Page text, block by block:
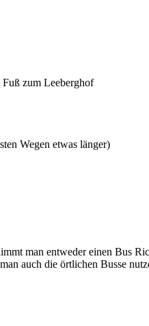
zum Leeberghof
Wegen etwas länger)
man entweder einen Bus
auch die örtlichen Busse